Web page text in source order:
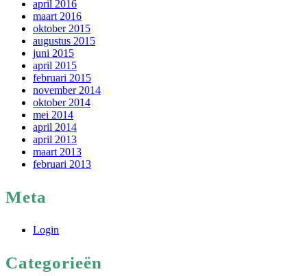
april 2016
maart 2016
oktober 2015
augustus 2015
juni 2015
april 2015
februari 2015
november 2014
oktober 2014
mei 2014
april 2014
april 2013
maart 2013
februari 2013
Meta
Login
Categorieën